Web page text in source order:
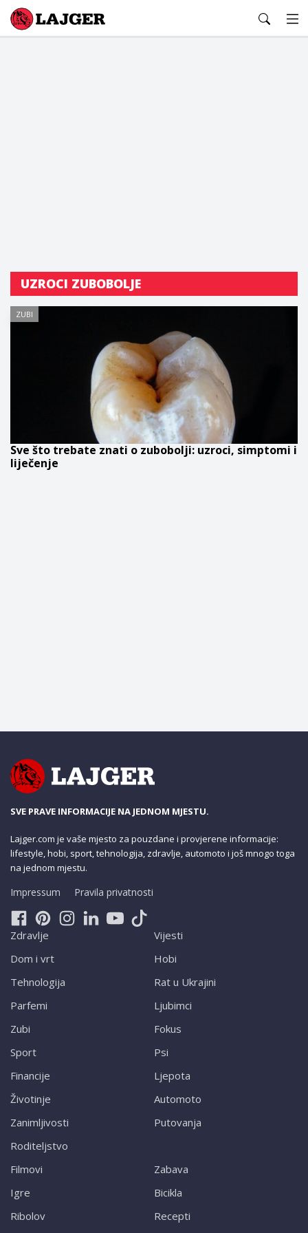
Lajger
UZROCI ZUBOBOLJE
ZUBI
Sve što trebate znati o zubobolji: uzroci, simptomi i
liječenje
SVE PRAVE INFORMACIJE NA JEDNOM MJESTU.
Lajger.com je vaše mjesto za pouzdane i provjerene informacije:
lifestyle, hobi, sport, tehnologija, zdravlje, automoto i još mnogo toga
na jednom mjestu.
Impressum Pravila privatnosti
Zdravlje
Dom i vrt
Tehnologija
Parfemi
Zubi
Sport
Financije
Životinje
Zanimljivosti
Roditeljstvo
Vijesti
Hobi
Rat u Ukrajini
Ljubimci
Fokus
Psi
Ljepota
Automoto
Putovanja
Filmovi
Igre
Ribolov
Zabava
Bicikla
Recepti